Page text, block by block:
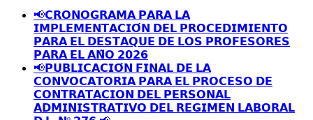
📢𝗖𝗥𝗢𝗡𝗢𝗚𝗥𝗔𝗠𝗔 𝗣𝗔𝗥𝗔 𝗟𝗔
𝗜𝗠𝗣𝗟𝗘𝗠𝗘𝗡𝗧𝗔𝗖𝗜𝗢́𝗡 𝗗𝗘𝗟 𝗣𝗥𝗢𝗖𝗘𝗗𝗜𝗠𝗜𝗘𝗡𝗧𝗢
𝗣𝗔𝗥𝗔 𝗘𝗟 𝗗𝗘𝗦𝗧𝗔𝗤𝗨𝗘 𝗗𝗘 𝗟𝗢𝗦 𝗣𝗥𝗢𝗙𝗘𝗦𝗢𝗥𝗘𝗦
𝗣𝗔𝗥𝗔 𝗘𝗟 𝗔𝗡̃𝗢 𝟮𝟬𝟮𝟲
📢𝗣𝗨𝗕𝗟𝗜𝗖𝗔𝗖𝗜𝗢́𝗡 𝗙𝗜𝗡𝗔𝗟 𝗗𝗘 𝗟𝗔
𝗖𝗢𝗡𝗩𝗢𝗖𝗔𝗧𝗢𝗥𝗜𝗔 𝗣𝗔𝗥𝗔 𝗘𝗟 𝗣𝗥𝗢𝗖𝗘𝗦𝗢 𝗗𝗘
𝗖𝗢𝗡𝗧𝗥𝗔𝗧𝗔𝗖𝗜𝗢𝗡 𝗗𝗘𝗟 𝗣𝗘𝗥𝗦𝗢𝗡𝗔𝗟
𝗔𝗗𝗠𝗜𝗡𝗜𝗦𝗧𝗥𝗔𝗧𝗜𝗩𝗢 𝗗𝗘𝗟 𝗥𝗘𝗚𝗜𝗠𝗘𝗡 𝗟𝗔𝗕𝗢𝗥𝗔𝗟